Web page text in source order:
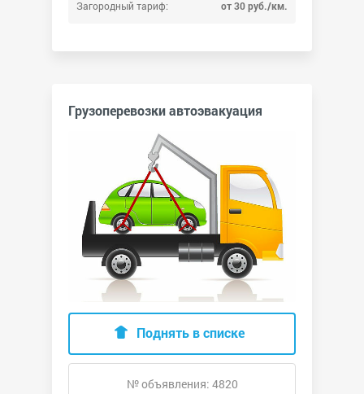
Загородный тариф: от 30 руб./км.
Грузоперевозки автоэвакуация
Поднять в списке
№ объявления: 4820